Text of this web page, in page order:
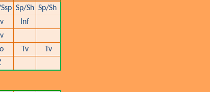
Sp/Sh Sp/Sh
Inf
Tv
Tv